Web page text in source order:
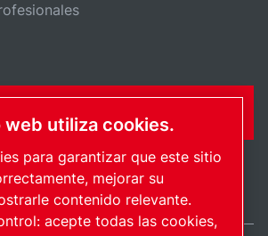
utiliza cookies.
para garantizar que este sitio
mejorar su
contenido relevante.
acepte todas las cookies,